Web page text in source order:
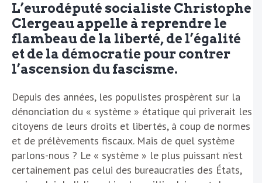
L’eurodéputé socialiste Christophe
Clergeau appelle à reprendre le
flambeau de la liberté, de l’égalité
et de la démocratie pour contrer
l’ascension du fascisme.
Depuis des années, les populistes prospèrent sur la
dénonciation du « système » étatique qui priverait les
citoyens de leurs droits et libertés, à coup de normes
et de prélèvements fiscaux. Mais de quel système
parlons-nous ? Le « système » le plus puissant n’est
certainement pas celui des bureaucraties des États,